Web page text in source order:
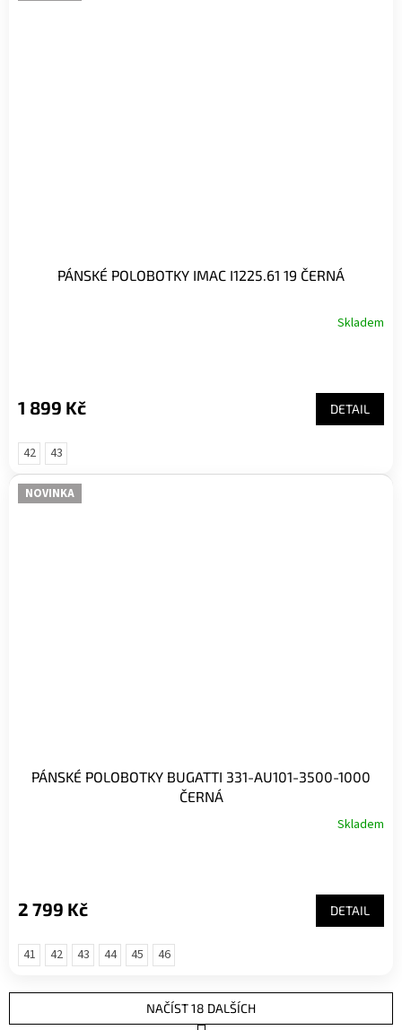
PÁNSKÉ POLOBOTKY IMAC I1225.61 19 ČERNÁ
Skladem
1 899 Kč DETAIL
42 43
NOVINKA
PÁNSKÉ POLOBOTKY BUGATTI 331-AU101-3500-1000
ČERNÁ
Skladem
2 799 Kč DETAIL
41 42 43 44 45 46
NAČÍST 18 DALŠÍCH